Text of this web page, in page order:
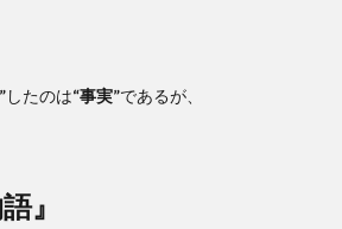
したのは“事実”であるが、
』